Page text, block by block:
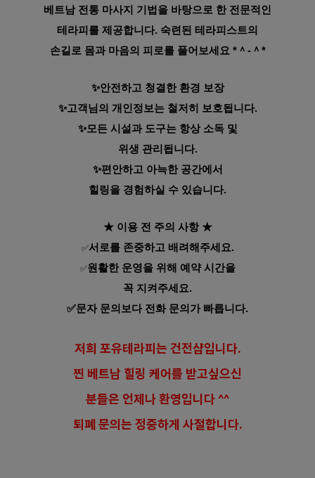
베트남 전통 마사지 기법 을 바탕으로 한 전문적인
테라피를 제공합니다. 숙련된 테라피스트의
손길로 몸과 마음의 피로를 풀어 보세요 *＾-＾*
✨안전하고 청결한 환경 보장
✨고객님의 개인정보는 철저히 보호됩니다.
✨모든 시설과 도구는 항상 소독 및
위생 관리됩니다.
✨편안하고 아늑한 공간에서
힐링을 경험하실 수 있습니다.
★ 이용 전 주의 사항 ★
✅서로를 존중하고 배려해주세요.
✅원활한 운영을 위해 예약 시간을
꼭 지켜주세요.
✅문자 문의보다 전화 문의가 빠릅니다.
저희 포유테라피는 건전샵입니다.
찐 베트남 힐링 케어를 받고싶으신
분들은 언제나 환영입니다 ^^
퇴폐 문의는 정중하게 사절합니다.